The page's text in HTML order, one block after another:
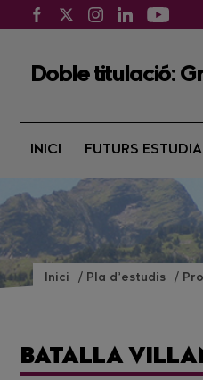
Doble titulació:
INICI FUTURS
Inici Pla d’estudis
BATALLA